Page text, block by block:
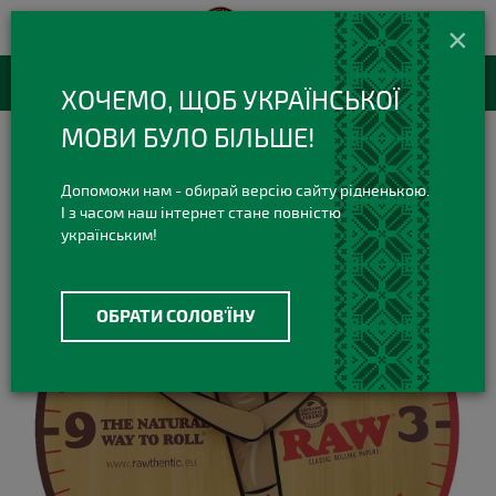
+38(073)420 420 3
Viber Telegram
RU
Настенные часы RAW Cone
×
ХОЧЕМО, ЩОБ УКРАЇНСЬКОЇ
МОВИ БУЛО БІЛЬШЕ!
Допоможи нам - обирай версію сайту рідненькою.
І з часом наш інтернет стане повністю
українським!
ОБРАТИ СОЛОВ'ЇНУ